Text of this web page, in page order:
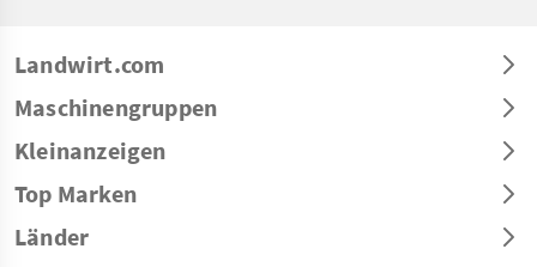
Landwirt.com
Maschinengruppen
Kleinanzeigen
Top Marken
Länder